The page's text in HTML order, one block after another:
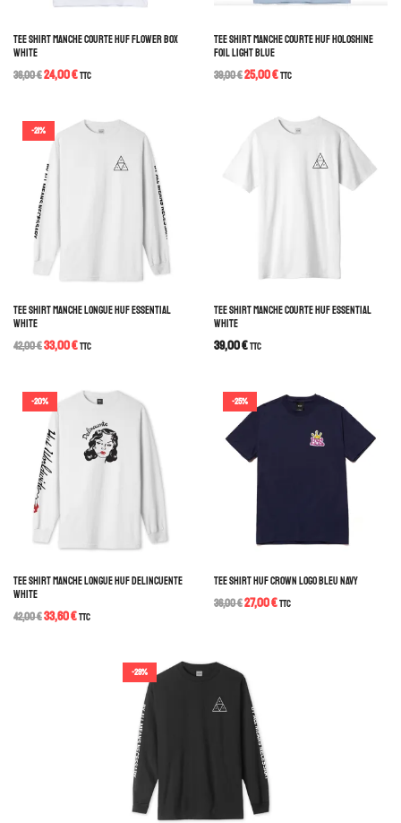
TEE SHIRT MANCHE COURTE HUF FLOWER BOX
WHITE
36,00€24,00€TTC
TEE SHIRT MANCHE COURTE HUF HOLOSHINE
FOIL LIGHT BLUE
39,00€25,00€TTC
-21%
TEE SHIRT MANCHE LONGUE HUF ESSENTIAL
WHITE
42,00€33,00€TTC
TEE SHIRT MANCHE COURTE HUF ESSENTIAL
WHITE
39,00€TTC
-20%
TEE SHIRT MANCHE LONGUE HUF DELINCUENTE
WHITE
42,00€33,60€TTC
-25%
TEE SHIRT HUF CROWN LOGO BLEU NAVY
36,00€27,00€TTC
-29%